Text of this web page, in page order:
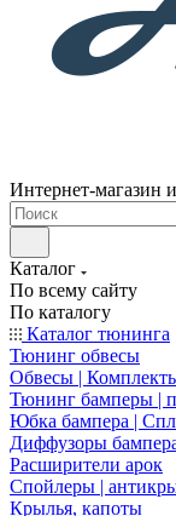
Интернет-магазин
Каталог
По всему сайту
По каталогу
Каталог тюнинга
Тюнинг обвесы
Обвесы |
Тюнинг бамперы |
Юбка бампера |
Диффузоры
Расширители арок
Спойлеры |
Крылья, капоты